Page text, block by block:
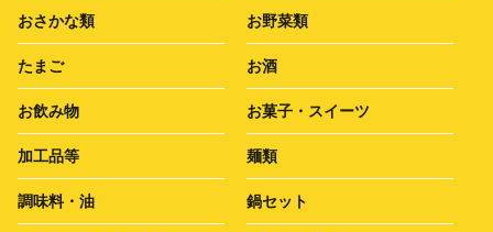
おさかな類 お野菜類
たまご お酒
お飲み物 お菓子・スイーツ
加工品等 麺類
調味料・油 鍋セット